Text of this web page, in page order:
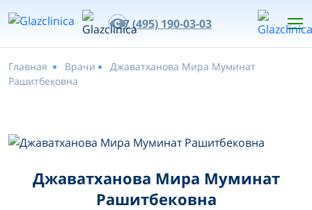
+7 (495) 190-03-03
Главная Врачи
Джаватханова Мира Муминат
Рашитбековна
Джаватханова Мира Муминат
Рашитбековна